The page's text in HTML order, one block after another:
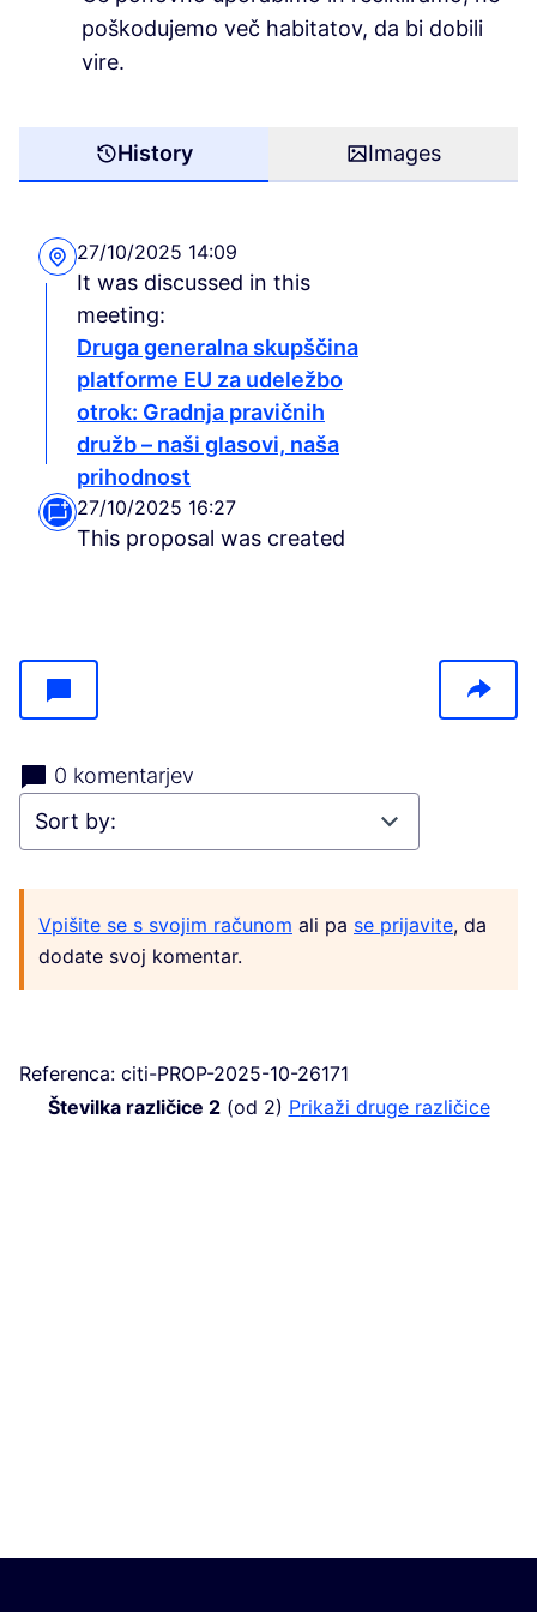
poškodujemo več habitatov, da bi dobili
vire.
History Images
27/10/2025 14:09
It was discussed in this
meeting:
Druga generalna skupščina
platforme EU za udeležbo
otrok: Gradnja pravičnih
družb – naši glasovi, naša
prihodnost
27/10/2025 16:27
This proposal was created
0 komentarjev
Vpišite se s svojim računom ali pa se prijavite, da
dodate svoj komentar.
Referenca: citi-PROP-2025-10-26171
Številka različice 2(od 2) Prikaži druge različice